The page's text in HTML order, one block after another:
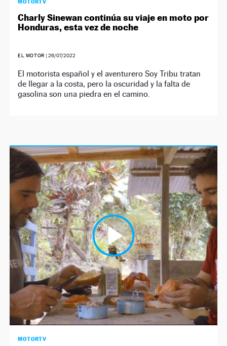
MOTORTV
Charly Sinewan continúa su viaje en moto por
Honduras, esta vez de noche
EL MOTOR | 26/07/2022
El motorista español y el aventurero Soy Tribu tratan
de llegar a la costa, pero la oscuridad y la falta de
gasolina son una piedra en el camino.
MOTORTV